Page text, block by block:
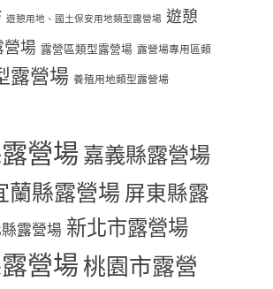
遊憩用地、國土保安用地類型露營場 遊憩
營場 露營區類型露營場 露營場專用區類
露營場 養殖用地類型露營場
營場 嘉義縣露營場
蘭縣露營場 屏東縣露
露營場 新北市露營場
營場 桃園市露營